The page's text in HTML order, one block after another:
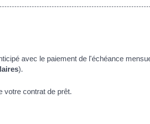
avec le paiement de l'échéance
).
votre contrat de prêt.